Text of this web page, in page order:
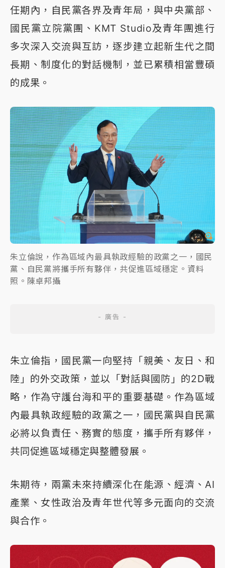
任期內，自民黨各界及青年局，與中央黨部、
國民黨立院黨團、KMT Studio及青年團進行
多次深入交流與互訪，逐步建立起新生代之間
長期、制度化的對話機制，並已累積相當豐碩
的成果。
朱立倫說，作為區域內最具執政經驗的政黨之一，國民
黨、自民黨將攜手所有夥伴，共促進區域穩定。資料
照。陳卓邦攝
朱立倫指，國民黨一向堅持「親美、友日、和
陸」的外交政策，並以「對話與國防」的2D戰
略，作為守護台海和平的重要基礎。作為區域
內最具執政經驗的政黨之一，國民黨與自民黨
必將以負責任、務實的態度，攜手所有夥伴，
共同促進區域穩定與整體發展。
朱期待，兩黨未來持續深化在能源、經濟、AI
產業、女性政治及青年世代等多元面向的交流
與合作。